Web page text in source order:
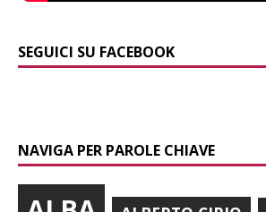
SEGUICI SU FACEBOOK
NAVIGA PER PAROLE CHIAVE